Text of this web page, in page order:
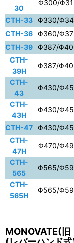
30
Φ300/
CTH-33 Φ330/
CTH-36 Φ360/
CTH-39 Φ387/
CTH-
39H
Φ387/
CTH-
43
Φ430/
CTH-
43H
Φ430/
CTH-47 Φ430/
CTH-
47H
Φ470/
CTH-
565
Φ565/
CTH-
565H
Φ565/
MONOVATE(旧